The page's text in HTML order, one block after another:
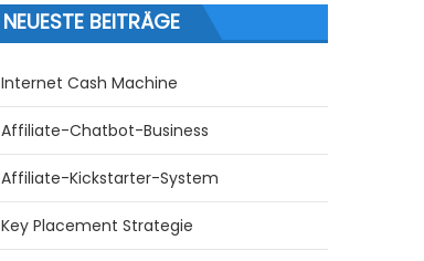
NEUESTE BEITRÄGE
Internet Cash Machine
Affiliate-Chatbot-Business
Affiliate-Kickstarter-System
Key Placement Strategie